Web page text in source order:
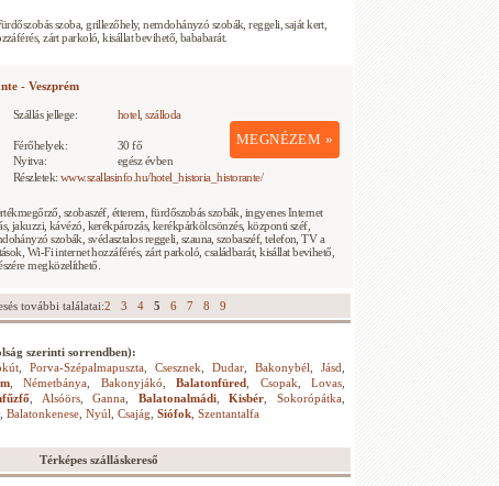
szoba, grillezőhely, nemdohányzó szobák, reggeli, saját kert,
zárt parkoló, kisállat bevihető, bababarát.
- Veszprém
Szállás jellege: hotel, szálloda
MEGNÉZEM »
Férőhelyek:
30 fő
Nyitva:
egész évben
Részletek: www.szallasinfo.hu/hotel_historia_historante/
szobaszéf, étterem, fürdőszobás szobák, ingyenes Internet
jakuzzi, kávézó, kerékpározás, kerékpárkölcsönzés, központi széf,
szobák, svédasztalos reggeli, szauna, szobaszéf, telefon, TV a
Wi-Fi internet hozzáférés, zárt parkoló, családbarát, kisállat bevihető,
megközelíthető.
további találatai:2 3 4 5 6 7 8 9
szerinti sorrendben):
Porva-Szépalmapuszta Csesznek Dudar Bakonybél Jásd
, Németbánya Bakonyjákó Balatonfüred Csopak Lovas
Alsóörs,Ganna Balatonalmádi,Kisbér ,Sokorópátka
, Balatonkenese Nyúl Csajág Siófok Szentantalfa
Térképes szálláskereső